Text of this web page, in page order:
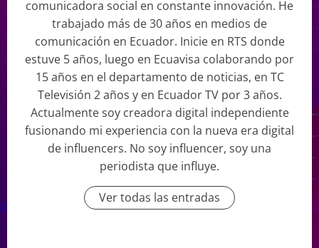
comunicadora social en constante innovación. He
trabajado más de 30 años en medios de
comunicación en Ecuador. Inicie en RTS donde
estuve 5 años, luego en Ecuavisa colaborando por
15 años en el departamento de noticias, en TC
Televisión 2 años y en Ecuador TV por 3 años.
Actualmente soy creadora digital independiente
fusionando mi experiencia con la nueva era digital
de influencers. No soy influencer, soy una
periodista que influye.
Ver todas las entradas